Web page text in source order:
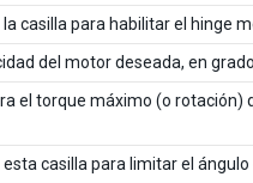
la casilla para habilitar el hinge
del motor deseada, en
el torque máximo (o rotación)
esta casilla para limitar el